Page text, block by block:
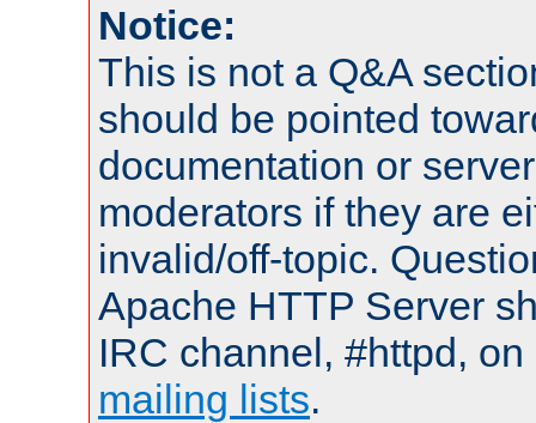
Notice:
This is not a Q&A
should be pointed
documentation or
moderators if they are
invalid/off-topic.
Apache HTTP Server
IRC channel, #httpd,
mailing lists.